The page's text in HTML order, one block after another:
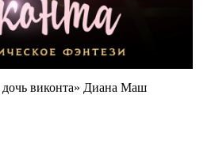
дочь виконта» Диана Маш